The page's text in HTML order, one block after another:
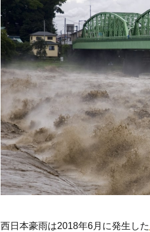
復興
支援
が行
われ
た西
日本
豪雨
2
西日
本豪
雨の
被災
地・
者へ
西日本豪雨は2018年6月に発生した